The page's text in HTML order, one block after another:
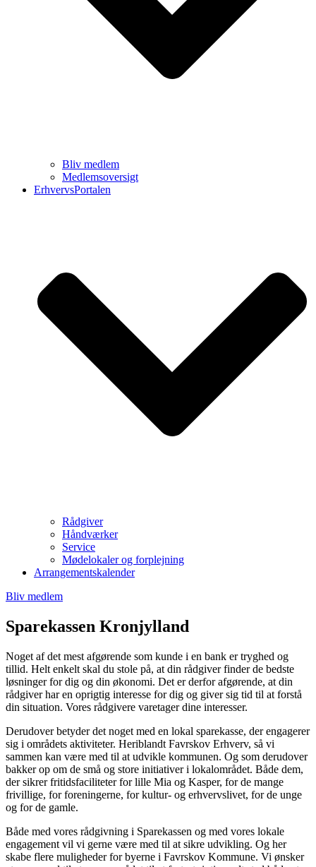
Bliv medlem
Medlemsoversigt
ErhvervsPortalen
Rådgiver
Håndværker
Service
Mødelokaler og forplejning
Arrangementskalender
Bliv medlem
Sparekassen Kronjylland
Noget af det mest afgørende som kunde i en bank er tryghed og
tillid. Helt enkelt skal du stole på, at din rådgiver finder de bedste
løsninger for dig og din økonomi. Det er derfor afgørende, at din
rådgiver har en oprigtig interesse for dig og giver sig tid til at forstå
din situation. Vores rådgivere varetager dine interesser.
Derudover betyder det noget med en lokal sparekasse, der engagerer
sig i områdets aktiviteter. Heriblandt Favrskov Erhverv, så vi
sammen kan være med til at udvikle kommunen. Og som derudover
bakker op om de små og store initiativer i lokalområdet. Både dem,
der sikrer fritidsfaciliteter for lille Mia og Kasper, for de mange
frivillige, for foreningerne, for kultur- og erhvervslivet, for de unge
og for de gamle.
Både med vores rådgivning i Sparekassen og med vores lokale
engagement vil vi gerne være med til at sikre udvikling. Og her
skabe flere muligheder for byerne i Favrskov Kommune. Vi ønsker